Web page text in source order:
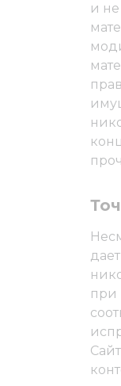
и
при